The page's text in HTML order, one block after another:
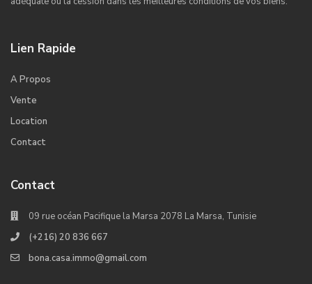
Lien Rapide
A Propos
Vente
Location
Contact
Contact
09 rue océan Pacifique la Marsa 2078 La Marsa, Tunisie
(+216) 20 836 667
bona.casa.immo@gmail.com